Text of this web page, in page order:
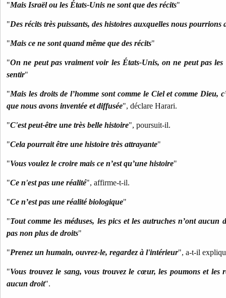
"Mais Israël ou les États-Unis ne sont que des récits"
"Des récits très puissants, des histoires auxquelles nous pourrions
"Mais ce ne sont quand même que des récits"
"On ne peut pas vraiment voir les États-Unis, on ne peut pas
sentir"
"Mais les droits de l’homme sont comme le Ciel et comme Dieu,
que nous avons inventée et diffusée", déclare Harari.
"C'est peut-être une très belle histoire", poursuit-il.
"Cela pourrait être une histoire très attrayante"
"Vous voulez le croire mais ce n’est qu’une histoire"
"Ce n'est pas une réalité", affirme-t-il.
"Ce n’est pas une réalité biologique"
"Tout comme les méduses, les pics et les autruches n’ont aucun
pas non plus de droits"
"Prenez un humain, ouvrez-le, regardez à l'intérieur", a-t-il
"Vous trouvez le sang, vous trouvez le cœur, les poumons et les
aucun droit".